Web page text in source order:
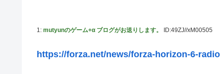
「ドラゴンボール」新作TVアニメが7月から放送されるぞ！
【デレマス】 810プロエアコン騒動【ぷちかれシリーズ】
1: mutyunのゲーム+α ブログがお送りします。 ID:49ZJ//xM00505
https://forza.net/news/forza-horizon-6-radio